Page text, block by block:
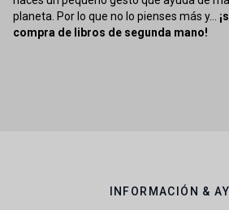
planeta. Por lo que no lo pienses más y...
compra de libros de segunda mano!
INFORMACIÓN &